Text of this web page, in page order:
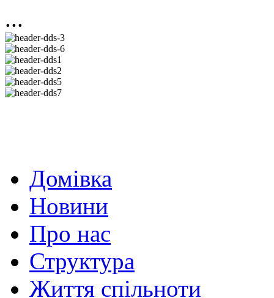
...
Домівка
Новини
Про нас
Структура
Життя спільноти